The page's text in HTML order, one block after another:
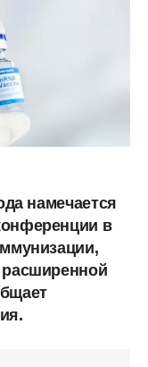
намечается
в